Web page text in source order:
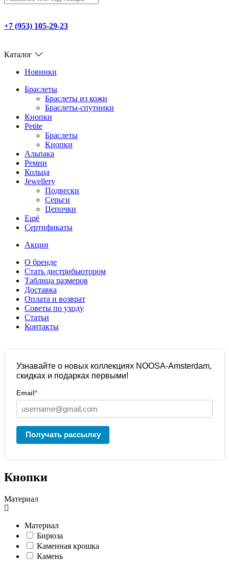
+7 (953) 105-29-23
Каталог
Новинки
Браслеты
Браслеты из кожи
Браслеты-спутники
Кнопки
Petite
Браслеты
Кнопки
Альпака
Ремни
Кольца
Jewellery
Подвески
Серьги
Цепочки
Ещё
Сертификаты
Акции
О бренде
Стать дистрибьютором
Таблица размеров
Доставка
Оплата и возврат
Советы по уходу
Статьи
Контакты
Узнавайте о новых коллекциях NOOSA-Amsterdam,
скидках и подарках первыми!
Email *
Получать рассылку
Кнопки
Материал
Материал
Бирюза
Каменная крошка
Камень